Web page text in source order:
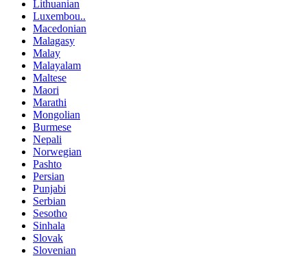
Lithuanian
Luxembou..
Macedonian
Malagasy
Malay
Malayalam
Maltese
Maori
Marathi
Mongolian
Burmese
Nepali
Norwegian
Pashto
Persian
Punjabi
Serbian
Sesotho
Sinhala
Slovak
Slovenian